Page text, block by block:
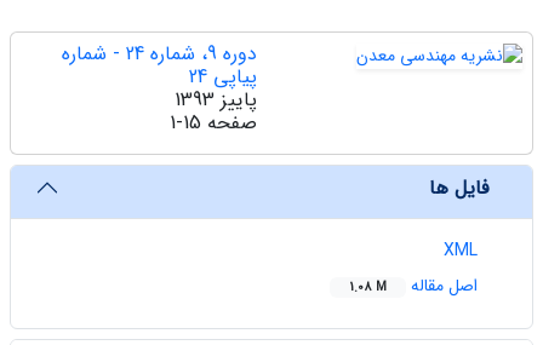
دوره 9، شماره 24 - شماره
پیاپی 24
پاییز 1393
صفحه 1-15
فایل ها
XML
اصل مقاله
1.08 M